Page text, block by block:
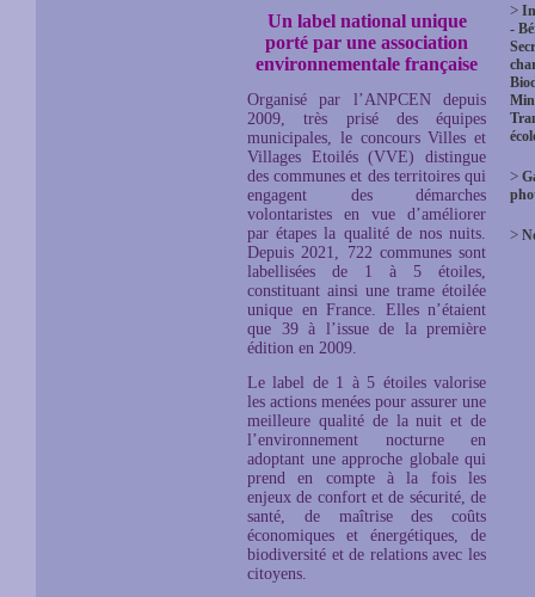
Un label national unique
porté par une association
environnementale française
Organisé par l’ANPCEN depuis
2009, très prisé des équipes
municipales, le concours Villes et
Villages Etoilés (VVE) distingue
des communes et des territoires qui
engagent des démarches
volontaristes en vue d’améliorer
par étapes la qualité de nos nuits.
Depuis 2021, 722 communes sont
labellisées de 1 à 5 étoiles,
constituant ainsi une trame étoilée
unique en France. Elles n’étaient
que 39 à l’issue de la première
édition en 2009.
Le label de 1 à 5 étoiles valorise
les actions menées pour assurer une
meilleure qualité de la nuit et de
l’environnement nocturne en
adoptant une approche globale qui
prend en compte à la fois les
enjeux de confort et de sécurité, de
santé, de maîtrise des coûts
économiques et énergétiques, de
biodiversité et de relations avec les
citoyens.
>
-
>
>